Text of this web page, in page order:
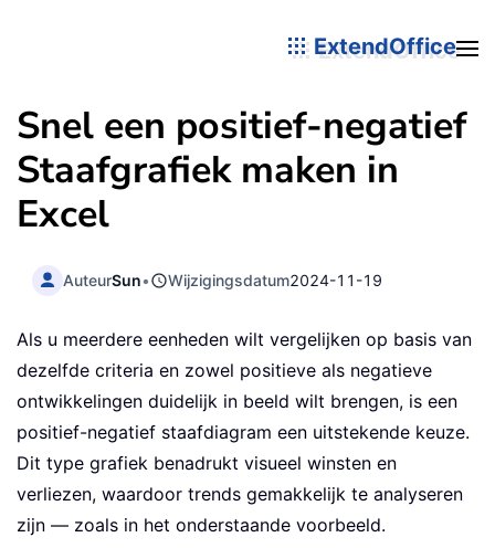
ExtendOffice
Snel een positief-negatief
Staafgrafiek maken in
Excel
AuteurSun• Wijzigingsdatum2024-11-19
Als u meerdere eenheden wilt vergelijken op basis van
dezelfde criteria en zowel positieve als negatieve
ontwikkelingen duidelijk in beeld wilt brengen, is een
positief-negatief staafdiagram een uitstekende keuze.
Dit type grafiek benadrukt visueel winsten en
verliezen, waardoor trends gemakkelijk te analyseren
zijn — zoals in het onderstaande voorbeeld.